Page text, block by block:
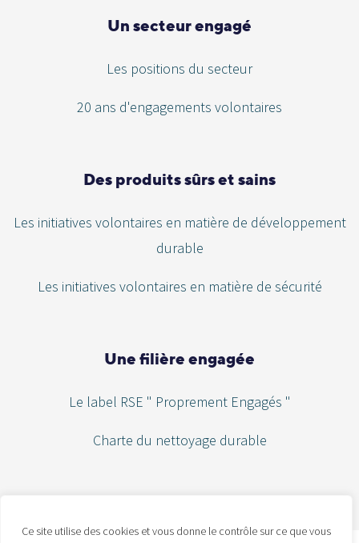
Ce site utilise des cookies et vous donne le contrôle sur ce que vous
Un secteur engagé
Les positions du secteur
20 ans d'engagements volontaires
Des produits sûrs et sains
Les initiatives volontaires en matière de développement
durable
Les initiatives volontaires en matière de sécurité
Une filière engagée
Le label RSE " Proprement Engagés "
Charte du nettoyage durable